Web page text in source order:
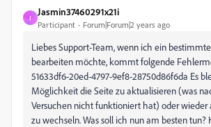
J
Jasmin37460291x21i
Participant Forum|Forum|2 years ago
Liebes Support-Team, wenn ich ein
bearbeiten möchte, kommt folgende
51633df6-20ed-4797-9ef8-28750d86f6da Es
Möglichkeit die Seite zu aktualisieren (was
Versuchen nicht funktioniert hat) oder wieder
zu wechseln. Was soll ich nun am besten